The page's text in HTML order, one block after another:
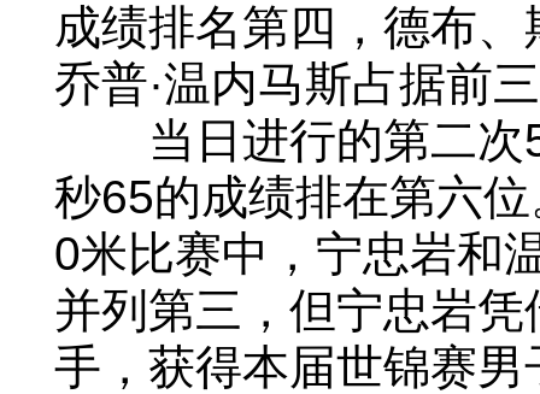
成绩排名第四，德布
乔普·温内马斯占据前
当日进行的第二次
秒65的成绩排在第六
0米比赛中，宁忠岩和
并列第三，但宁忠岩
手，获得本届世锦赛